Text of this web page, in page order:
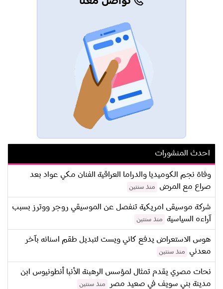
احدث المنشورات
وفاة نجم الكوميديا والدراما العراقية الفنان مكي عواد بعد
صراع مع المرض
منذ سنتين
شركة موسيقى امريكية تنفصل عن الموسيقي روجر ووترز بسبب
آراءه السياسية
منذ سنتين
هوس الاستعراض يدفع كاني ويست لتبديل طقم اسنانه بآخر
معدني
منذ سنتين
نحات مصري يقدم تمثال لمؤسس الرهبنة الأنبا أنطونيوس ابن
مدينة بني سويف في صعيد مصر
منذ سنتين